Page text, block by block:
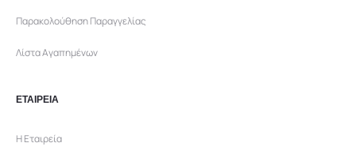
Παρακολούθηση Παραγγελίας
Λίστα Αγαπημένων
ΕΤΑΙΡΕΙΑ
Η Εταιρεία